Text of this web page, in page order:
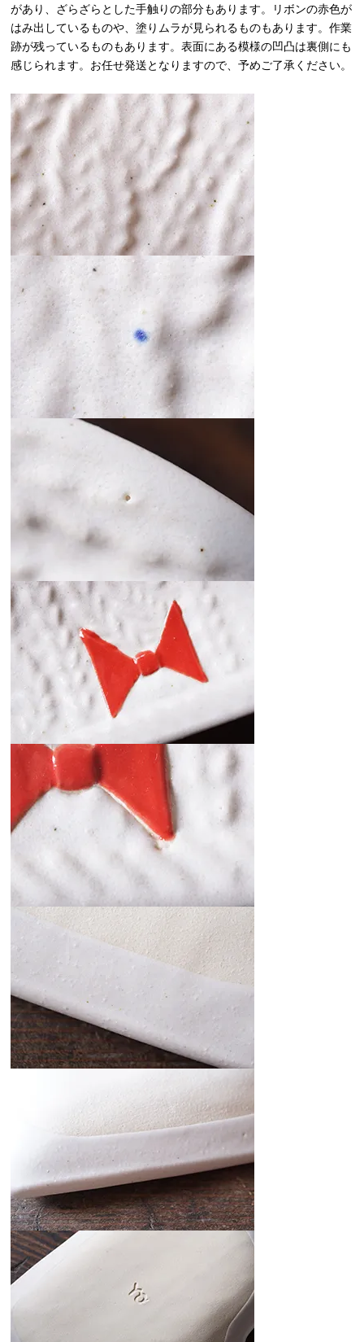
があり、ざらざらとした手触りの部分もあります。リボンの赤色が
はみ出しているものや、塗りムラが見られるものもあります。作業
跡が残っているものもあります。表面にある模様の凹凸は裏側にも
感じられます。お任せ発送となりますので、予めご了承ください。